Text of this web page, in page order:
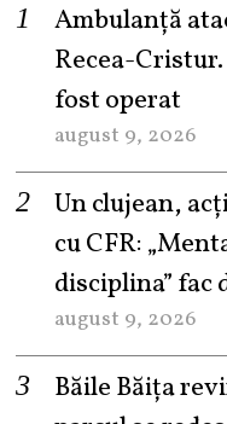
Ambulanță
Recea-
fost operat
august 9, 2026
Un clujean,
cu CFR:
disciplina” fac
august 9, 2026
Băile Băița